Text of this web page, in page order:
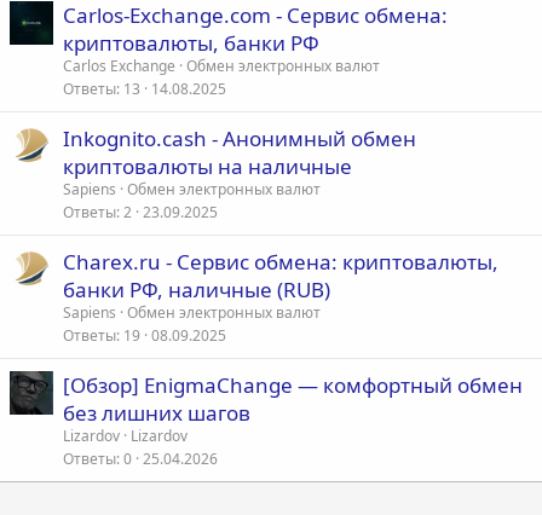
Carlos-Exchange.com - Сервис обмена:
криптовалюты, банки РФ
Carlos Exchange Обмен электронных валют
Ответы 13 14.08.2025
Inkognito.cash - Анонимный обмен
криптовалюты на наличные
Sapiens Обмен электронных валют
Ответы 2 23.09.2025
Charex.ru - Сервис обмена: криптовалюты,
банки РФ, наличные (RUB)
Sapiens Обмен электронных валют
Ответы 19 08.09.2025
[Обзор] EnigmaChange — комфортный обмен
без лишних шагов
Lizardov Lizardov
Ответы 0 25.04.2026